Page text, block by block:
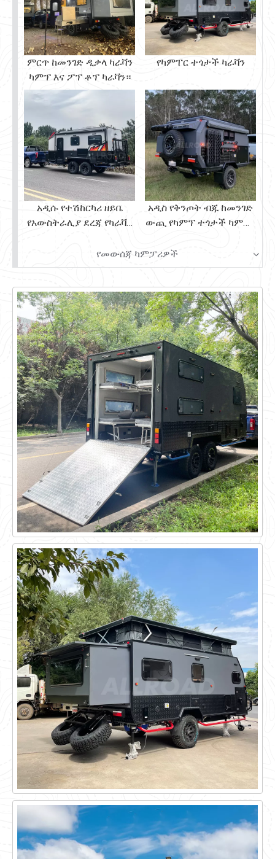
ምርጥ ከመንገድ ዲቃላ ካራቫን
ካምፕ እና ፖፕ ቶፕ ካራቫን።
የካምፐር ተጎታች ካራቫን
አዲሱ የተሽከርካሪ ዘይቤ
የአውስትራሊያ ደረጃ የካራቫን
አዲስ የቅንጦት ብጁ ከመንገድ
ውጪ የካምፕ ተጎታች ካምፐር
የመውሰጃ ካምፓሪዎች